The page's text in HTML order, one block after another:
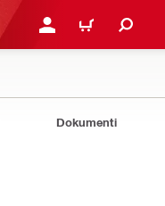
PIESLĒGTIES VAI
IEPIRKŠANĀS
Dokumenti